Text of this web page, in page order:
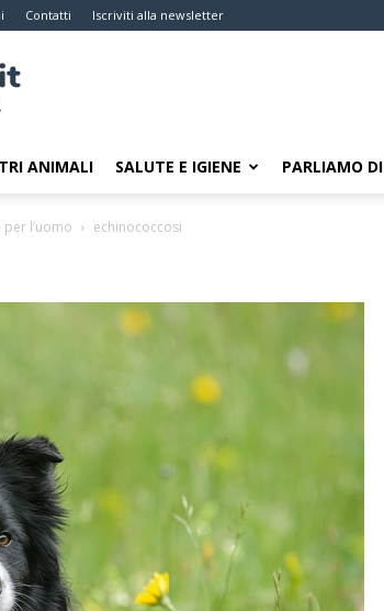
Contatti Iscriviti alla newsletter
ANIMALI SALUTE E IGIENE PARLIAMO DI
l’uomo echinococcosi